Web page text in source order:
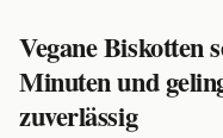
Vegane Biskotten
Minuten und
zuverlässig